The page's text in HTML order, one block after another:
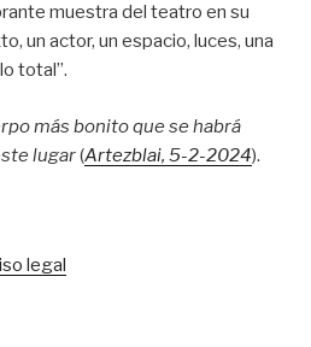
muestra del teatro en su
un actor, un espacio, luces, una
total”.
más bonito que se habrá
lugar(Artezblai, 5-2-2024).
legal